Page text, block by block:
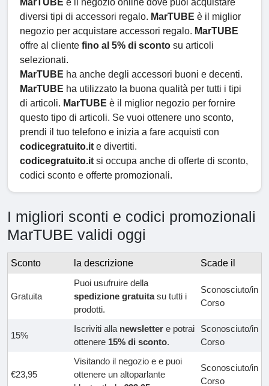
MarTUBE è il negozio online dove puoi acquistare
diversi tipi di accessori regalo. MarTUBE è il miglior
negozio per acquistare accessori regalo. MarTUBE
offre al cliente fino al 5% di sconto su articoli
selezionati.
MarTUBE ha anche degli accessori buoni e decenti.
MarTUBE ha utilizzato la buona qualità per tutti i tipi
di articoli. MarTUBE è il miglior negozio per fornire
questo tipo di articoli. Se vuoi ottenere uno sconto,
prendi il tuo telefono e inizia a fare acquisti con
codicegratuito.it e divertiti.
codicegratuito.it si occupa anche di offerte di sconto,
codici sconto e offerte promozionali.
I migliori sconti e codici promozionali
MarTUBE validi oggi
Sconto la descrizione Scade il
Gratuita
Puoi usufruire della
spedizione gratuitasu tutti i
prodotti.
Sconosciuto/in
Corso
15%
Iscriviti alla newsletter e potrai
ottenere 15% di sconto.
Sconosciuto/in
Corso
€23,95
Visitando il negozio e e puoi
ottenere un altoparlante
Sconosciuto/in
Corso